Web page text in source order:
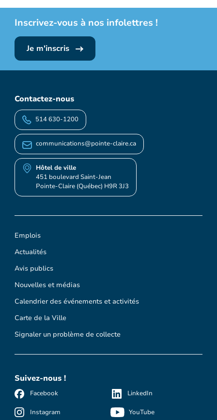
Inscrivez-vous à nos infolettres !
Je m'inscris
Emplois
Actualités
Avis publics
Nouvelles et médias
Calendrier des événements et activités
Carte de la Ville
Signaler un problème de collecte
Contactez-nous
514 630-1200
communications@pointe-claire.ca
Hôtel de ville
451 boulevard Saint-Jean
Pointe-Claire (Québec) H9R 3J3
Suivez-nous !
Facebook
Instagram
LinkedIn
YouTube